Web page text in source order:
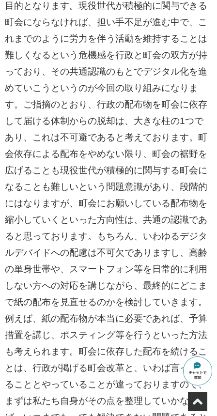
目的となります。現役世代が積極的に関与できる
町会にならなければ、担い手不足が進む中で、こ
れまでのように労力を伴う活動を維持することは
難しくなるという危機感を行政と町会の双方が持
っており、その共通認識のもとでデジタル化を進
めていこうというのが今回の取り組みになりま
す。ご指摘のとおり、行政の配布物を町会に依存
して届ける体制からの脱却は、大きな柱の1つで
あり、これは不可避であると考えております。町
会依存による配布をやめない限り、町会の裾野を
広げることも現役世代が積極的に関与する町会に
なることも難しいという問題意識があり、段階的
にはなりますが、町会にお願いしている配布物を
縮小していくといった方向性は、共通の認識であ
ると思っております。もちろん、いわゆるデジタ
ルデバイドへの配慮は不可欠でありますし、高齢
の単身世帯や、スマートフォン等を日常的に利用
しない方への対応を講じながら、最終的にどこま
で紙の配布を見直せるのかを検討していきます。
例えば、紙の配布物が本当に必要であれば、予算
措置を講じ、ポスティング等を行うといった方法
も考えられます。町会に依存した配布を続けるこ
とは、行政が掲げる町会改革と、いわば言ってい
ることとやっていることが違っておりますので、
まずは私たち自身がその点を整理していかなけれ